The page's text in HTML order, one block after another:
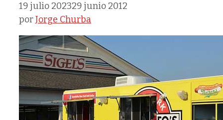
19 julio 202329 junio 2012
porJorge Churba